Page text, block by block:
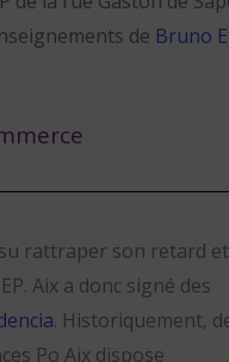
de Bruno
su rattraper son retard et
Aix a donc signé des
. Historiquement,
Po Aix dispose